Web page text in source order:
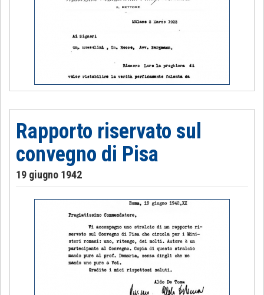
Rapporto riservato sul
convegno di Pisa
19 giugno 1942